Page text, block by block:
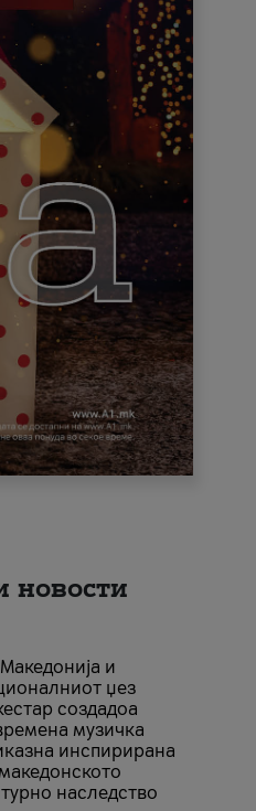
новости
и
џез
создадоа
музичка
инспирирана
наследство